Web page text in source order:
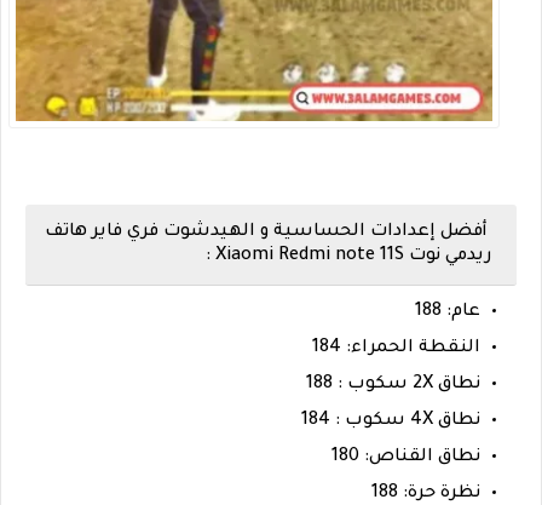
أفضل إعدادات الحساسية و الهيدشوت فري فاير هاتف
ريدمي نوت Xiaomi Redmi note 11S :
عام: 188
النقطة الحمراء: 184
نطاق 2X سكوب : 188
نطاق 4X سكوب : 184
نطاق القناص: 180
نظرة حرة: 188